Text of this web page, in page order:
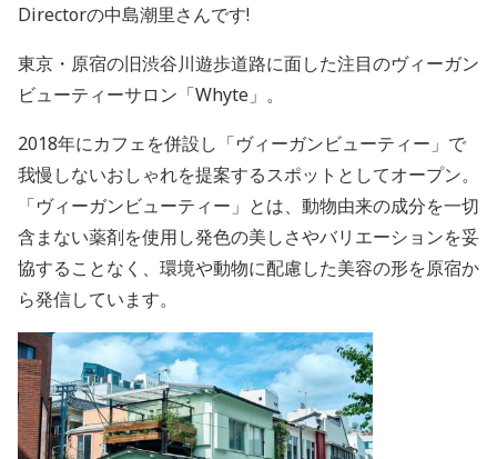
Directorの中島潮里さんです!
東京・原宿の旧渋谷川遊歩道路に面した注目のヴィーガン
ビューティーサロン「Whyte」。
2018年にカフェを併設し「ヴィーガンビューティー」で
我慢しないおしゃれを提案するスポットとしてオープン。
「ヴィーガンビューティー」とは、動物由来の成分を一切
含まない薬剤を使用し発色の美しさやバリエーションを妥
協することなく、環境や動物に配慮した美容の形を原宿か
ら発信しています。